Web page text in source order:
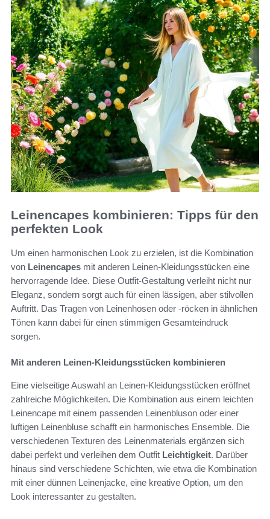
Leinencapes kombinieren: Tipps für den
perfekten Look
Um einen harmonischen Look zu erzielen, ist die Kombination
von Leinencapes mit anderen Leinen-Kleidungsstücken eine
hervorragende Idee. Diese Outfit-Gestaltung verleiht nicht nur
Eleganz, sondern sorgt auch für einen lässigen, aber stilvollen
Auftritt. Das Tragen von Leinenhosen oder -röcken in ähnlichen
Tönen kann dabei für einen stimmigen Gesamteindruck
sorgen.
Mit anderen Leinen-Kleidungsstücken kombinieren
Eine vielseitige Auswahl an Leinen-Kleidungsstücken eröffnet
zahlreiche Möglichkeiten. Die Kombination aus einem leichten
Leinencape mit einem passenden Leinenbluson oder einer
luftigen Leinenbluse schafft ein harmonisches Ensemble. Die
verschiedenen Texturen des Leinenmaterials ergänzen sich
dabei perfekt und verleihen dem Outfit Leichtigkeit. Darüber
hinaus sind verschiedene Schichten, wie etwa die Kombination
mit einer dünnen Leinenjacke, eine kreative Option, um den
Look interessanter zu gestalten.